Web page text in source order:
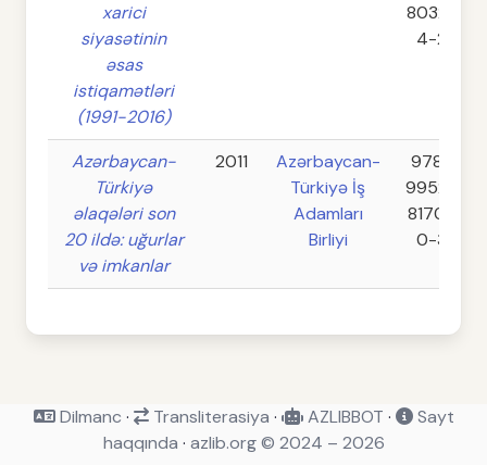
xarici
siyasətinin
əsas
istiqamətləri
(1991-2016)
8032-
4-2
Azərbaycan-
Türkiyə
əlaqələri son
20 ildə: uğurlar
və imkanlar
2011
Azərbaycan-
Türkiyə İş
Adamları
Birliyi
978-
9952-
8170-
0-3
Dilmanc · Transliterasiya · AZLIBBOT ·
Sayt
haqqında · azlib.org © 2024 – 2026